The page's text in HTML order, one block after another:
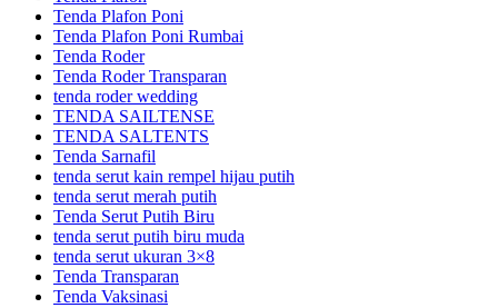
Tenda Plafon Poni
Tenda Plafon Poni Rumbai
Tenda Roder
Tenda Roder Transparan
tenda roder wedding
TENDA SAILTENSE
TENDA SALTENTS
Tenda Sarnafil
tenda serut kain rempel hijau putih
tenda serut merah putih
Tenda Serut Putih Biru
tenda serut putih biru muda
tenda serut ukuran 3×8
Tenda Transparan
Tenda Vaksinasi